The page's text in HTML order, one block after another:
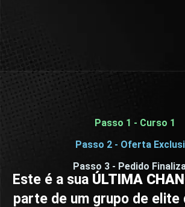
Passo 1 - Curso 1
Passo 2 - Oferta
Passo 3 - Pedido
Este é a sua ÚLTIMA
parte de um grupo de elite